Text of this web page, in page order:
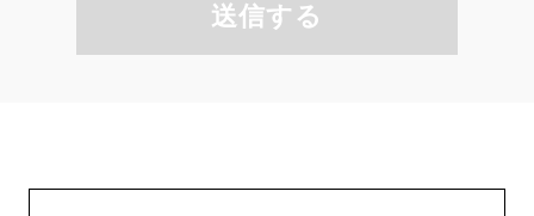
送信する